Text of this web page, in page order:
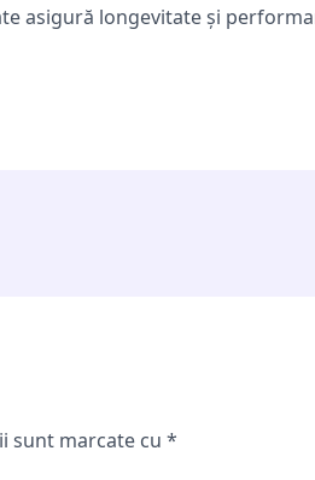
asigură longevitate și
sunt marcate cu *